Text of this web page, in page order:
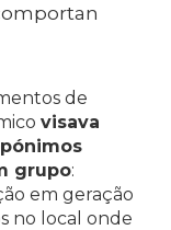
de
visava
grupo:
em geração
no local onde